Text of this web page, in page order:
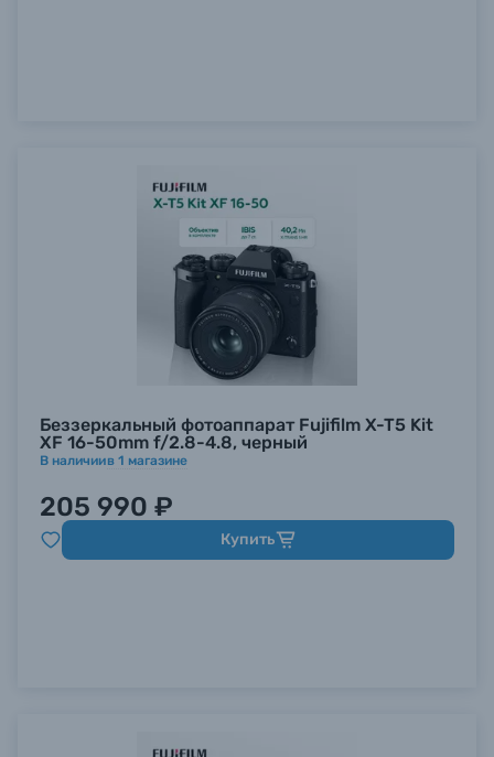
Беззеркальный фотоаппарат Fujifilm X-T5 Kit
XF 16-50mm f/2.8-4.8, черный
В наличиив 1 магазине
205 990 ₽
Купить